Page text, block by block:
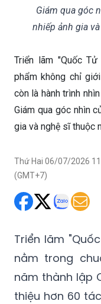
Giám qua góc
nhiếp ảnh gia
Triển lãm "Quốc
phẩm không chỉ
còn là hành trình
Giám qua góc nhìn
gia và nghệ sĩ thuộc
Thứ Hai 06/07/2026
(GMT+7)
Triển lãm
nằm trong
năm thành lập
thiệu hơn 60